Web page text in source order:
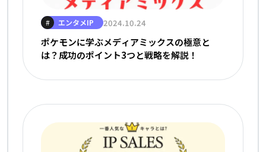
# エンタメIP 2024.10.24
ポケモンに学ぶメディアミックスの極意と
は？成功のポイント3つと戦略を解説！